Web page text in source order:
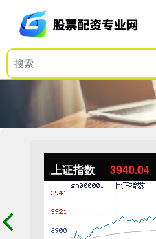
上证指数 3940.04